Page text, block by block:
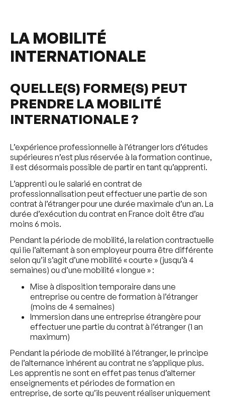
LA MOBILITÉ
INTERNATIONALE
QUELLE(S) FORME(S) PEUT
PRENDRE LA MOBILITÉ
INTERNATIONALE ?
L’expérience professionnelle à l’étranger lors d’études
supérieures n’est plus réservée à la formation continue,
il est désormais possible de partir en tant qu’apprenti.
L’apprenti ou le salarié en contrat de
professionnalisation peut effectuer une partie de son
contrat à l’étranger pour une durée maximale d’un an. La
durée d’exécution du contrat en France doit être d’au
moins 6 mois.
Pendant la période de mobilité, la relation contractuelle
qui lie l’alternant à son employeur pourra être différente
selon qu’il s’agit d’une mobilité « courte » (jusqu’à 4
semaines) ou d’une mobilité « longue » :
Mise à disposition temporaire dans une
entreprise ou centre de formation à l’étranger
(moins de 4 semaines)
Immersion dans une entreprise étrangère pour
effectuer une partie du contrat à l’étranger (1 an
maximum)
Pendant la période de mobilité à l’étranger, le principe
de l’alternance inhérent au contrat ne s’applique plus.
Les apprentis ne sont en effet pas tenus d’alterner
enseignements et périodes de formation en
entreprise, de sorte qu’ils peuvent réaliser uniquement